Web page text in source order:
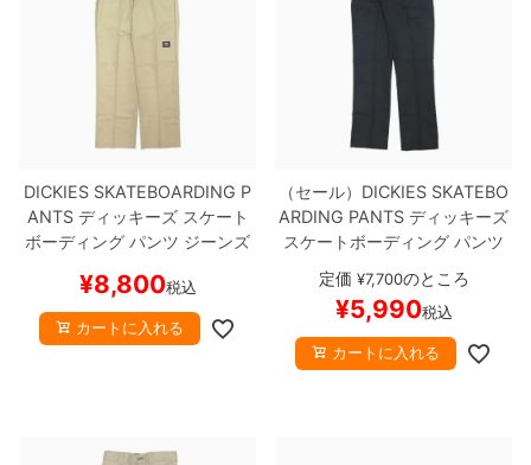
DICKIES SKATEBOARDING P
ANTSディッキーズ スケート
ボーディング パンツ ジーンズ
DESERT SANDスケートボー
ド スケボー
¥8,800税込
カートに入れる
（セール） DICKIES SKATEBO
ARDING PANTS ディッキーズ
スケートボーディング パンツ
ジーンズ
BLACKスケートボード スケ
ボー
定価 ¥7,700のところ
¥5,990税込
カートに入れる